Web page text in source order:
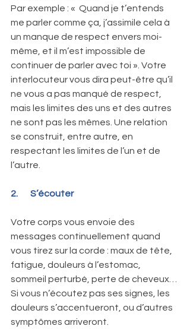
Par exemple : «  Quand je t’entends
me parler comme ça, j’assimile cela à
un manque de respect envers moi-
même, et il m’est impossible de
continuer de parler avec toi ». Votre
interlocuteur vous dira peut-être qu’il
ne vous a pas manqué de respect,
mais les limites des uns et des autres
ne sont pas les mêmes. Une relation
se construit, entre autre, en
respectant les limites de l’un et de
l’autre.
2.       S’écouter
Votre corps vous envoie des
messages continuellement quand
vous tirez sur la corde : maux de tête,
fatigue, douleurs à l’estomac,
sommeil perturbé, perte de cheveux…
Si vous n’écoutez pas ses signes, les
douleurs s’accentueront, ou d’autres
symptômes arriveront.